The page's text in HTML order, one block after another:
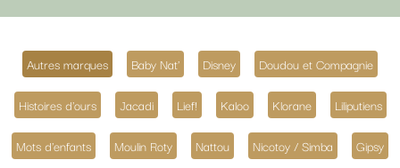
Autres marques Baby Nat' Disney Doudou et Compagnie
Histoires d'ours Jacadi Lief! Kaloo Klorane Liliputiens
Mots d'enfants Moulin Roty Nattou Nicotoy / Simba Gipsy